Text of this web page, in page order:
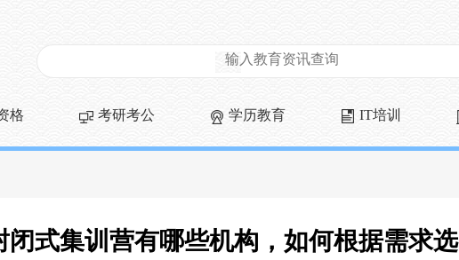
格 考研考公 学历教育 IT培训
式集训营有哪些机构，如何根据需求选